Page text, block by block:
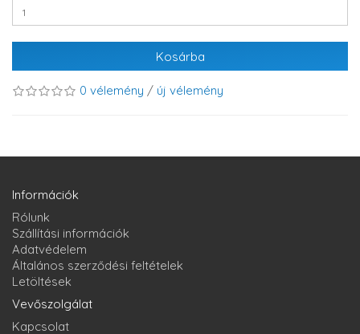
Kosárba
0 vélemény / új vélemény
Információk
Rólunk
Szállítási információk
Adatvédelem
Általános szerződési feltételek
Letöltések
Vevőszolgálat
Kapcsolat